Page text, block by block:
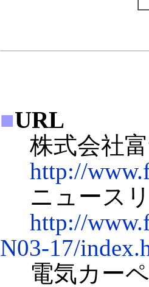
■URL
株式会社富
http://
ニュース
http://
N03-17/
電気カーペ